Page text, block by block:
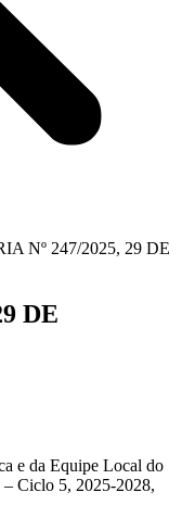
Nº 247/2025, 29 DE
DE
e da Equipe Local do
Ciclo 5, 2025-2028,